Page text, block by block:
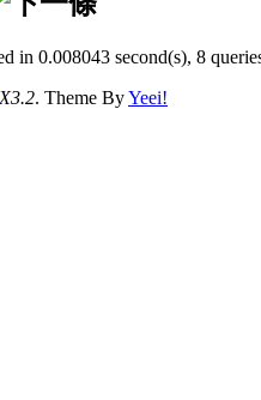
in 0.008043 second(s), 8
X3.2. Theme ByYeei!